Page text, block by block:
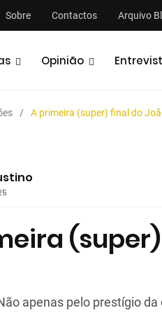
Sobre Contactos Arquivo
Opinião
A primeira (super) final do
apenas pelo prestígio